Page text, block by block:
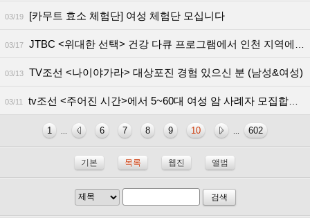
03/19 [카무트 효소 체험단] 여성 체험단 모십니다
03/17 JTBC <위대한 선택> 건강 다큐 프로그램에서 인천 지역에 거주하시는 5-60대 사례자 분을 찾습니다
03/13 TV조선 <나이야가라> 대상포진 경험 있으신 분 (남성&여성)
03/11 tv조선 <주어진 시간>에서 5~60대 여성 암 사례자 모집합니다.(출연료50+@
1 ... 6 7 8 9 10 ... 602
기본 목록 웹진 앨범
검색